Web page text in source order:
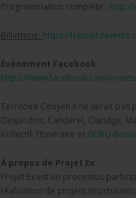
Programmation complète : http://
Billetterie: https://
Événement Facebook
https://www.facebook.com/
Territoire Citoyen II ne serait pas
Desjardins, Canderel, Claridge,
Kollectif, l’Itinéraire et GURU
À propos de Projet Ex
Projet Ex est un processus
réalisation de projets